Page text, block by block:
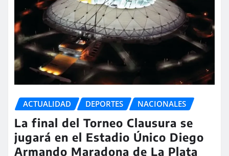
ACTUALIDAD DEPORTES NACIONALES
La final del Torneo Clausura se
jugará en el Estadio Único Diego
Armando Maradona de La Plata